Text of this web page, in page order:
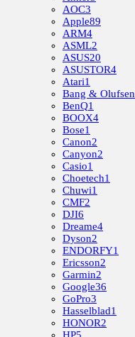
AOC3
Apple89
ARM4
ASML2
ASUS20
ASUSTOR4
Atari1
Bang & Olufsen
BenQ1
BOOX4
Bose1
Canon2
Canyon2
Casio1
Choetech1
Chuwi1
CMF2
DJI6
Dreame4
Dyson2
ENDORFY1
Ericsson2
Garmin2
Google36
GoPro3
Hasselblad1
HONOR2